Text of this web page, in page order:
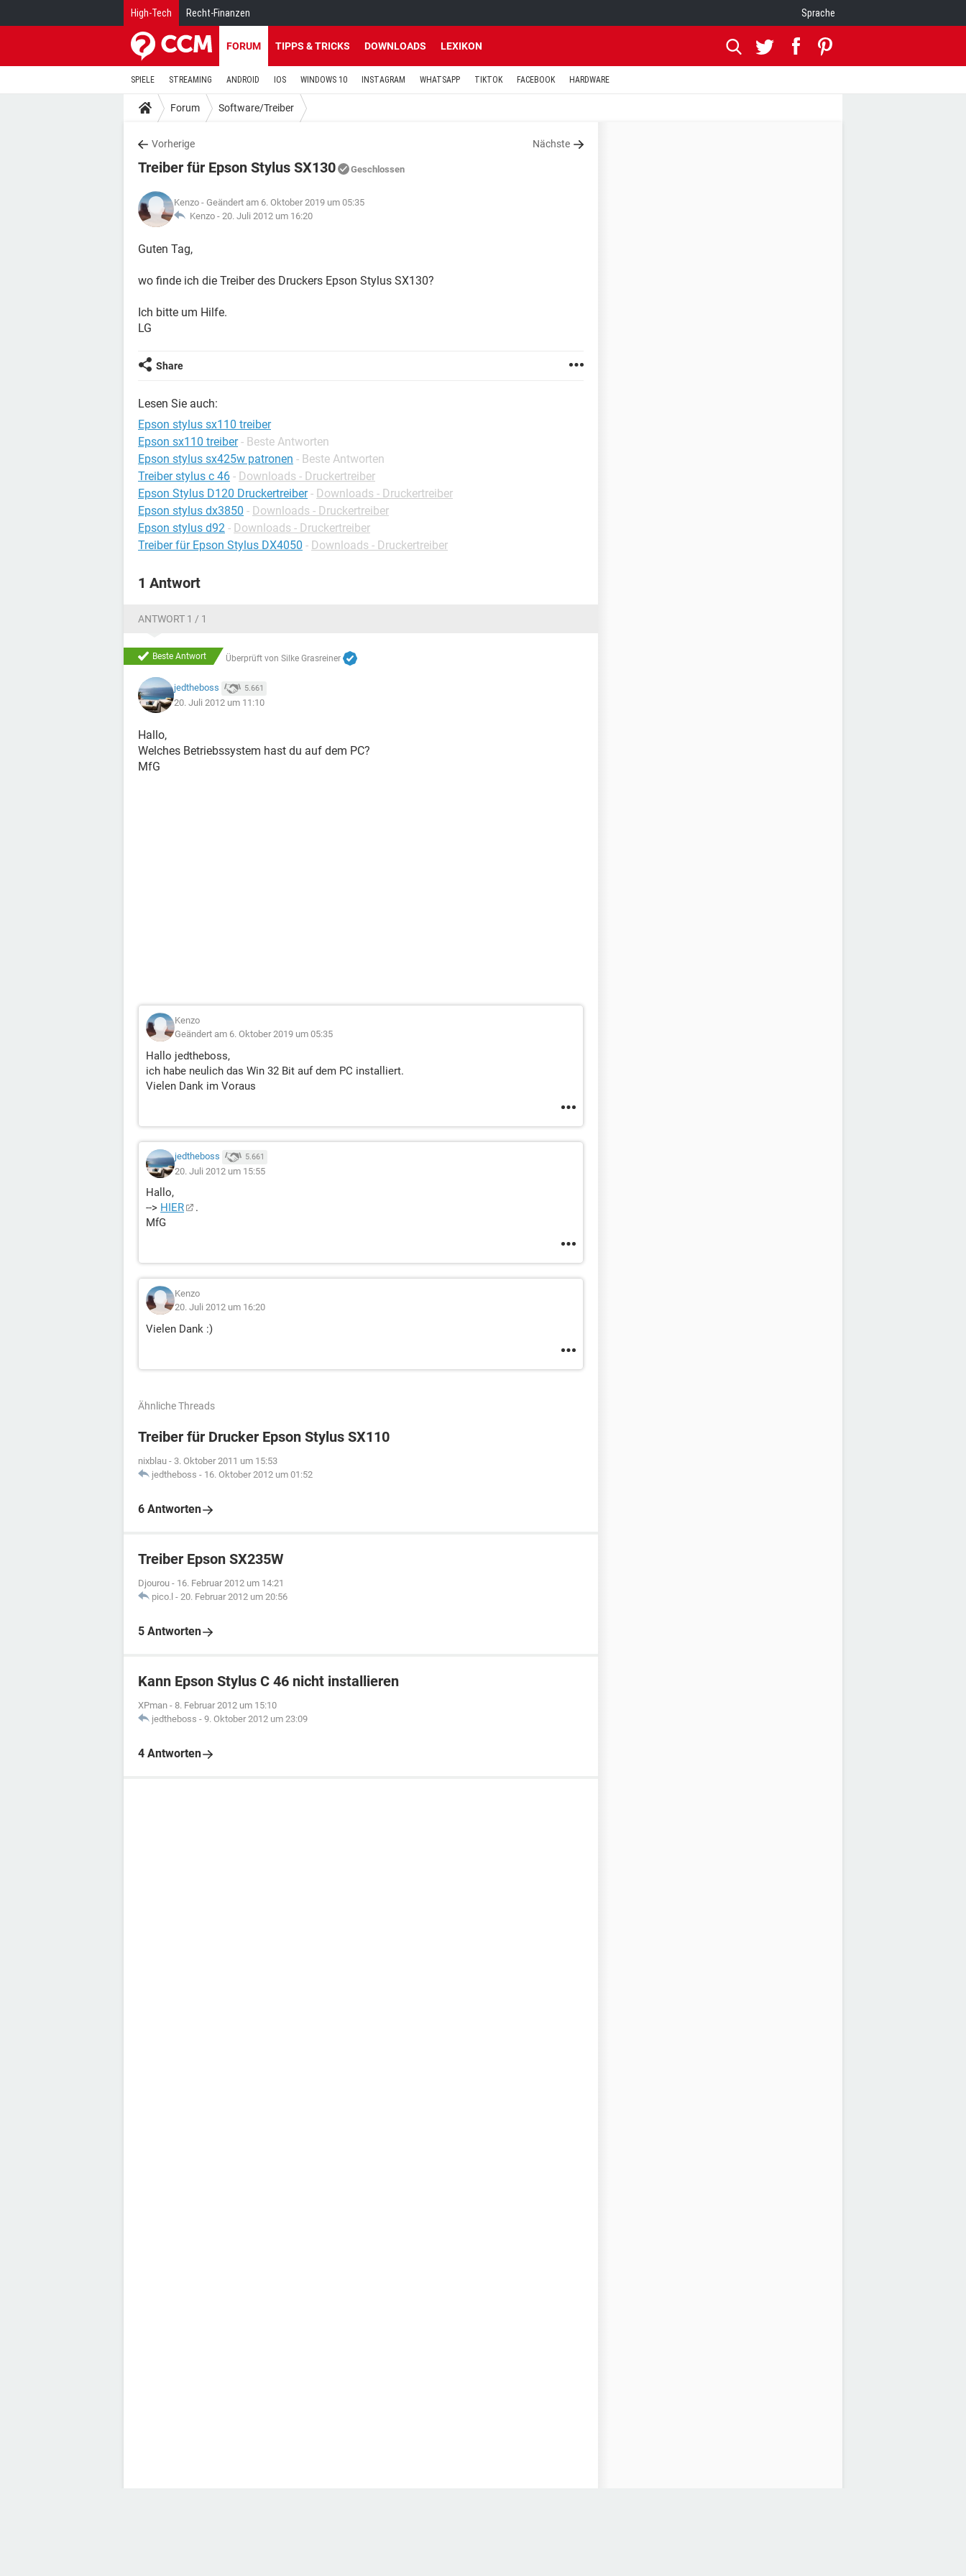
High-Tech Recht-Finanzen Sprache
FORUM TIPPS & TRICKS DOWNLOADS LEXIKON
SPIELE STREAMING ANDROID IOS WINDOWS 10 INSTAGRAM WHATSAPP TIKTOK FACEBOOK HARDWARE
Forum Software/Treiber
Vorherige Nächste
Treiber für Epson Stylus SX130 Geschlossen
Kenzo - Geändert am 6. Oktober 2019 um 05:35
Kenzo - 20. Juli 2012 um 16:20
Guten Tag,
wo finde ich die Treiber des Druckers Epson Stylus SX130?
Ich bitte um Hilfe.
LG
Share
Lesen Sie auch:
Epson stylus sx110 treiber
Epson sx110 treiber - Beste Antworten
Epson stylus sx425w patronen - Beste Antworten
Treiber stylus c 46 - Downloads - Druckertreiber
Epson Stylus D120 Druckertreiber - Downloads - Druckertreiber
Epson stylus dx3850 - Downloads - Druckertreiber
Epson stylus d92 - Downloads - Druckertreiber
Treiber für Epson Stylus DX4050 - Downloads - Druckertreiber
1 Antwort
ANTWORT 1 / 1
Beste Antwort Überprüft von Silke Grasreiner
jedtheboss 5.661
20. Juli 2012 um 11:10
Hallo,
Welches Betriebssystem hast du auf dem PC?
MfG
Kenzo
Geändert am 6. Oktober 2019 um 05:35
Hallo jedtheboss,
ich habe neulich das Win 32 Bit auf dem PC installiert.
Vielen Dank im Voraus
jedtheboss 5.661
20. Juli 2012 um 15:55
Hallo,
--> HIER
.
MfG
Kenzo
20. Juli 2012 um 16:20
Vielen Dank :)
Ähnliche Threads
Treiber für Drucker Epson Stylus SX110
nixblau - 3. Oktober 2011 um 15:53
jedtheboss - 16. Oktober 2012 um 01:52
6 Antworten
Treiber Epson SX235W
Djourou - 16. Februar 2012 um 14:21
pico.l - 20. Februar 2012 um 20:56
5 Antworten
Kann Epson Stylus C 46 nicht installieren
XPman - 8. Februar 2012 um 15:10
jedtheboss - 9. Oktober 2012 um 23:09
4 Antworten